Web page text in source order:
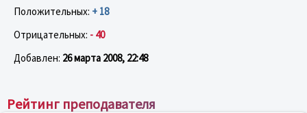
Положительных: + 18
Отрицательных: - 40
Добавлен: 26 марта 2008, 22:48
Рейтинг преподавателя